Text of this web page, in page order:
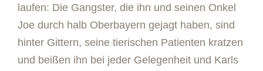
laufen: Die Gangster, die ihn und seinen Onkel
Joe durch halb Oberbayern gejagt haben, sind
hinter Gittern, seine tierischen Patienten kratzen
und beißen ihn bei jeder Gelegenheit und Karls